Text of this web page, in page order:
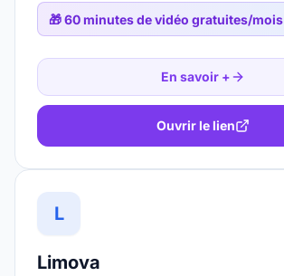
🎁60 minutes de vidéo gratuites/mois
En savoir +
Ouvrir le lien
L
Limova